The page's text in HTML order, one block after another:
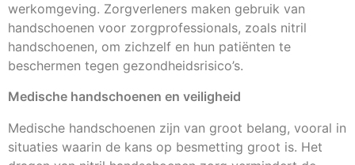
werkomgeving. Zorgverleners maken gebruik van
handschoenen voor zorgprofessionals, zoals nitril
handschoenen, om zichzelf en hun patiënten te
beschermen tegen gezondheidsrisico’s.
Medische handschoenen en veiligheid
Medische handschoenen zijn van groot belang, vooral in
situaties waarin de kans op besmetting groot is. Het